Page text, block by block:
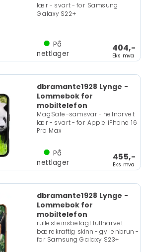
lær - svart - for Samsung
Galaxy S22+
404,-
Eks mva
På
nettlager
dbramante1928 Lynge -
Lommebok for
mobiltelefon
MagSafe-samsvar - helnarvet
lær - svart - for Apple iPhone 16
Pro Max
455,-
Eks mva
På
nettlager
dbramante1928 Lynge -
Lommebok for
mobiltelefon
rullesteinsbelagt fullnarvet
bærekraftig skinn - gyllenbrun -
for Samsung Galaxy S23+